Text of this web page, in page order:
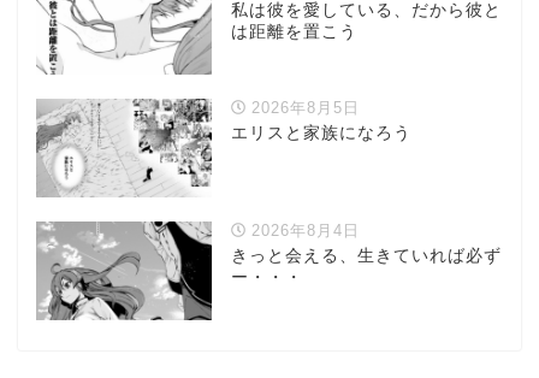
私は彼を愛している、だから彼と
は距離を置こう
2026年8月5日
エリスと家族になろう
2026年8月4日
きっと会える、生きていれば必ず
ー・・・